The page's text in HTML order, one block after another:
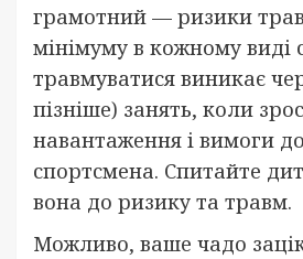
грамотний — ризики
мінімуму в кожному виді
травмуватися виникає
пізніше) занять, коли
навантаження і вимоги
спортсмена. Спитайте
вона до ризику та травм.
Можливо, ваше чадо